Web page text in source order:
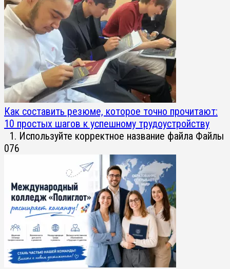
Как составить резюме, которое точно прочитают:
10 простых шагов к успешному трудоустройству
1. Используйте корректное название файла Файлы
076